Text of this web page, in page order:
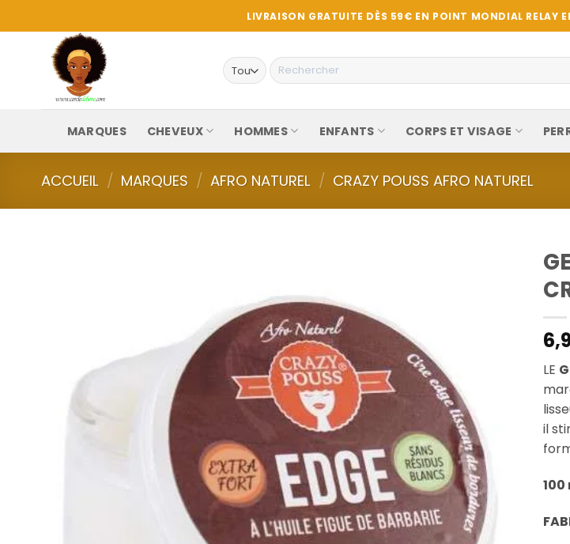
au
LIVRAISON GRATUITE DÈS 59€ EN POINT MONDIAL RELAY
Recherche
pour :
MARQUES CHEVEUX HOMMES ENFANTS CORPS ET VISAGE
ACCUEIL / MARQUES / AFRO NATUREL / CRAZY POUSS AFRO NATUREL
LE
il
100